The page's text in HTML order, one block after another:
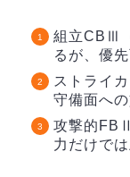
組立CBⅢ
るが、優
ストライ
守備面への
攻撃的
力だけで